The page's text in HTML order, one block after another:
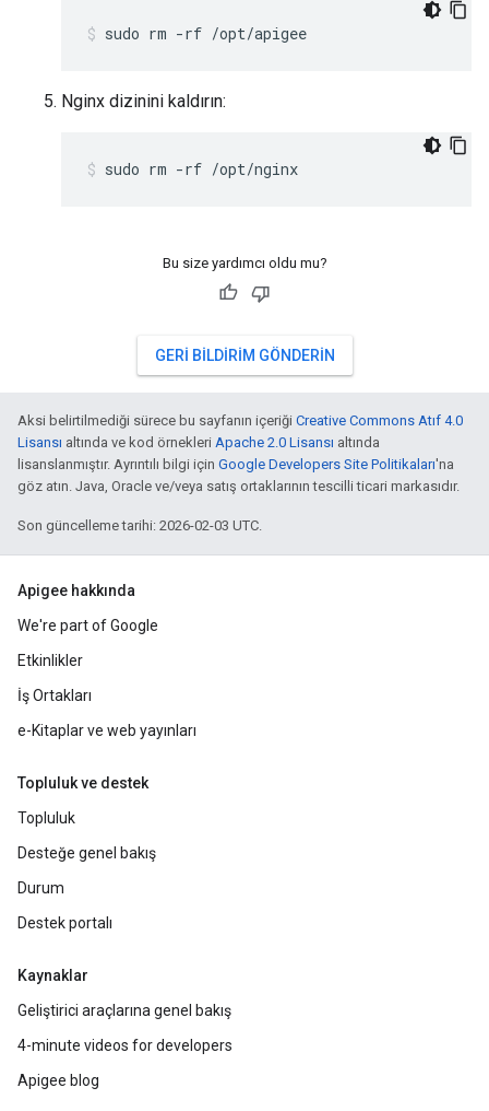
sudo rm -rf /opt/apigee
Nginx dizinini kaldırın:
sudo rm -rf /opt/nginx
Bu size yardımcı oldu mu?
GERI BILDIRIM GÖNDERIN
Aksi belirtilmediği sürece bu sayfanın içeriği Creative Commons Atıf 4.0
Lisansı altında ve kod örnekleri Apache 2.0 Lisansı altında
lisanslanmıştır. Ayrıntılı bilgi için Google Developers Site Politikaları'na
göz atın. Java, Oracle ve/veya satış ortaklarının tescilli ticari markasıdır.
Son güncelleme tarihi: 2026-02-03 UTC.
Apigee hakkında
We're part of Google
Etkinlikler
İş Ortakları
e-Kitaplar ve web yayınları
Topluluk ve destek
Topluluk
Desteğe genel bakış
Durum
Destek portalı
Kaynaklar
Geliştirici araçlarına genel bakış
4-minute videos for developers
Apigee blog